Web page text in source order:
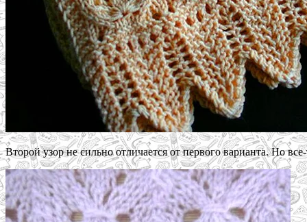
Второй узор не сильно отличается от первого варианта. Но